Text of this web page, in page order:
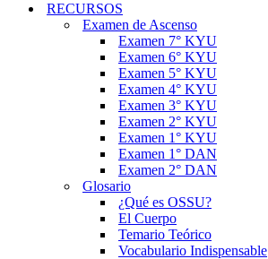
RECURSOS
Examen de Ascenso
Examen 7° KYU
Examen 6° KYU
Examen 5° KYU
Examen 4° KYU
Examen 3° KYU
Examen 2° KYU
Examen 1° KYU
Examen 1° DAN
Examen 2° DAN
Glosario
¿Qué es OSSU?
El Cuerpo
Temario Teórico
Vocabulario Indispensable